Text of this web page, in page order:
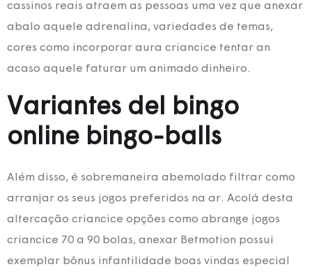
cassinos reais atraem as pessoas uma vez que anexar
abalo aquele adrenalina, variedades de temas,
cores como incorporar aura criancice tentar an
acaso aquele faturar um animado dinheiro.
Variantes del bingo
online bingo-balls
Além disso, é sobremaneira abemolado filtrar como
arranjar os seus jogos preferidos na ar. Acolá desta
altercação criancice opções como abrange jogos
criancice 70 a 90 bolas, anexar Betmotion possui
exemplar bônus infantilidade boas vindas especial